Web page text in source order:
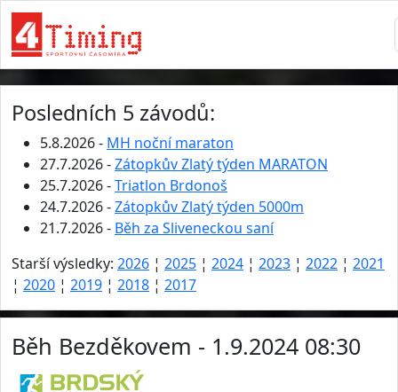
Posledních 5 závodů:
5.8.2026 - MH noční maraton
27.7.2026 -Zátopkův Zlatý týden MARATON
25.7.2026 -Triatlon Brdonoš
24.7.2026 -Zátopkův Zlatý týden 5000m
21.7.2026 - Běh za Sliveneckou saní
Starší výsledky: 2026 ¦ 2025 ¦ 2024 ¦ 2023 ¦ 2022 ¦ 2021
¦ 2020 ¦ 2019 ¦ 2018 ¦ 2017
Běh Bezděkovem - 1.9.2024 08:30